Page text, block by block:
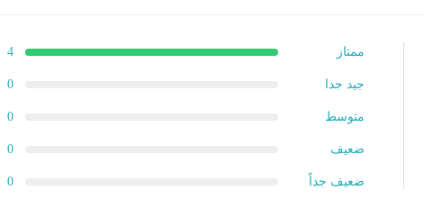
ممتاز 4
جيد جدا 0
متوسط 0
ضعيف 0
ضعيف جداً 0